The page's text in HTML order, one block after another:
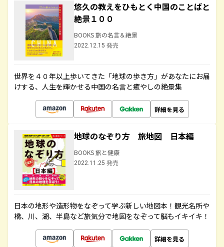
悠久の教えをひもとく中国のことばと
絶景１００
BOOKS 旅の名言＆絶景
2022.12.15 発売
世界を４０年以上歩いてきた「地球の歩き方」があなたにお届
けする、人生を輝かせる中国の名言と癒やしの絶景集
詳細を見る
地球のなぞり方 旅地図 日本編
BOOKS 旅と健康
2022.11.25 発売
日本の地形や造形物をなぞって学ぶ新しい地図本！観光名所や
橋、川、湖、半島など旅気分で地図をなぞって脳もイキイキ！
詳細を見る